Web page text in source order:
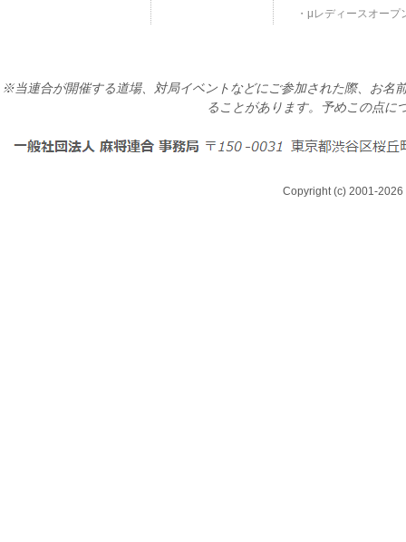
μレディースオープ
※当連合が開催する道場、対局イベントなどにご参加された際、お名
ることがあります。予めこの点に
Copyright (c) 2001-